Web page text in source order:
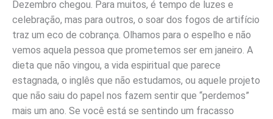
Dezembro chegou. Para muitos, é tempo de luzes e
celebração, mas para outros, o soar dos fogos de artifício
traz um eco de cobrança. Olhamos para o espelho e não
vemos aquela pessoa que prometemos ser em janeiro. A
dieta que não vingou, a vida espiritual que parece
estagnada, o inglês que não estudamos, ou aquele projeto
que não saiu do papel nos fazem sentir que “perdemos”
mais um ano. Se você está se sentindo um fracasso